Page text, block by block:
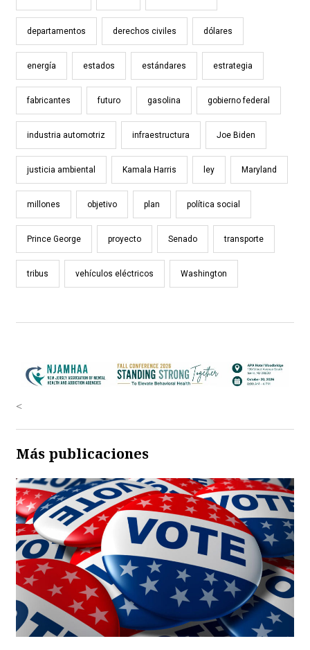
departamentos derechos civiles dólares
energía estados estándares estrategia
fabricantes futuro gasolina gobierno federal
industria automotriz infraestructura Joe Biden
justicia ambiental Kamala Harris ley Maryland
millones objetivo plan política social
Prince George proyecto Senado transporte
tribus vehículos eléctricos Washington
<
Más publicaciones